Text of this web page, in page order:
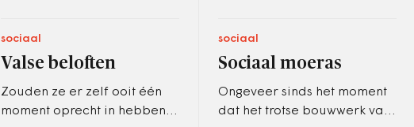
sociaal
Valse beloften
Zouden ze er zelf ooit één
moment oprecht in hebben
sociaal
Sociaal moeras
Ongeveer sinds het moment
dat het trotse bouwwerk van